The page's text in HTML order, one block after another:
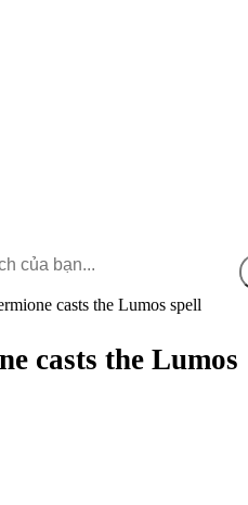
casts the Lumos spell
casts the Lumos